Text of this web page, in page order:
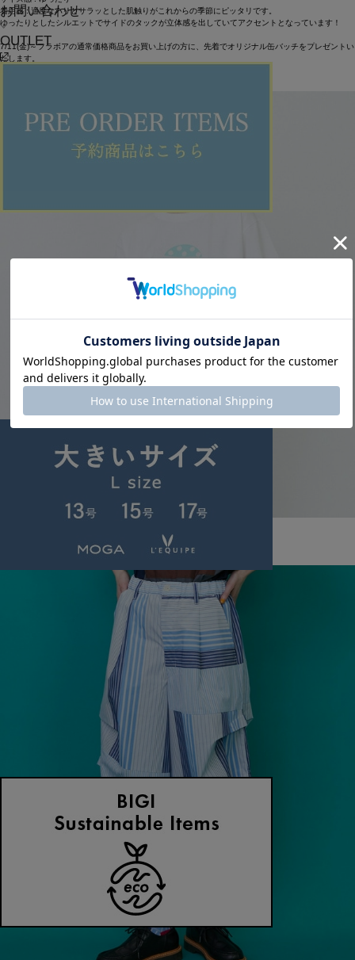
お問い合わせ
OUTLET
着用感 : 適度なハリとサラッとした肌触りがこれからの季節にピッタリです。
ゆったりとしたシルエットでサイドのタックが立体感を出していてアクセントとなっています！
7/11(金)～フラボアの通常価格商品をお買い上げの方に、先着でオリジナル缶バッチをプレゼントい
たします。